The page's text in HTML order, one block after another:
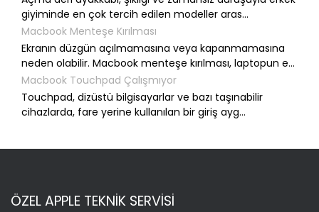
giyiminde en çok tercih edilen modeller aras...
Macbook Menteşe Kırılması
Ekranın düzgün açılmamasına veya kapanmamasına
neden olabilir. Macbook menteşe kırılması, laptopun e...
Macbook Touchpad Çalışmıyor
Touchpad, dizüstü bilgisayarlar ve bazı taşınabilir
cihazlarda, fare yerine kullanılan bir giriş ayg...
ÖZEL APPLE TEKNİK SERVİSİ